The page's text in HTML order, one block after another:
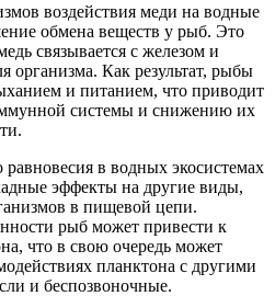
воздействия меди на водные
обмена веществ у рыб. Это
связывается с железом и
организма. Как результат, рыбы
и питанием, что приводит
системы и снижению их
в водных экосистемах
эффекты на другие виды,
в пищевой цепи.
рыб может привести к
что в свою очередь может
планктона с другими
и беспозвоночные.